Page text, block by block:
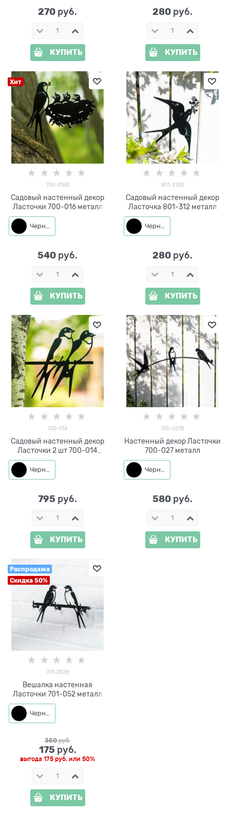
270 руб.
КУПИТЬ
280 руб.
КУПИТЬ
Хит
700-016B
Садовый настенный декор
Ласточки 700-016 металл
Черный
540 руб.
КУПИТЬ
801-312B
Садовый настенный декор
Ласточка 801-312 металл
Черный
280 руб.
КУПИТЬ
700-014
Садовый настенный декор
Ласточки 2 шт 700-014
металл
Черный
795 руб.
КУПИТЬ
700-027B
Настенный декор Ласточки
700-027 металл
Черный
580 руб.
КУПИТЬ
Распродажа
Скидка 50%
701-052B
Вешалка настенная
Ласточки 701-052 металл
L=26 см
Черный
350 руб.
175 руб.
выгода 175 руб. или 50%
КУПИТЬ